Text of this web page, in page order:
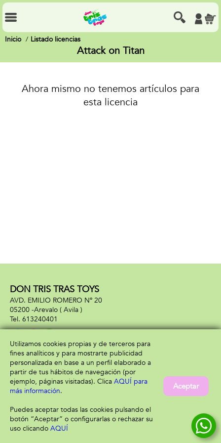
Inicio Listado licencias
Attack on Titan
Ahora mismo no tenemos artículos para
esta licencia
DON TRIS TRAS TOYS
AVD. EMILIO ROMERO Nº 20
05200 -Arevalo ( Avila )
613240401
Información
Aviso legal
Política de privacidad
Política de cookies
Atención al cliente
Envío y devolución
Utilizamos cookies propias y de terceros para
fines analíticos y para mostrarte publicidad
personalizada en base a un perfil elaborado a
partir de tus hábitos de navegación (por
ejemplo, páginas visitadas). Clica AQUÍ para
más información.
Puedes aceptar todas las cookies pulsando el
botón “Aceptar” o configurarlas o rechazar su
uso clicando AQUÍ
Aceptar